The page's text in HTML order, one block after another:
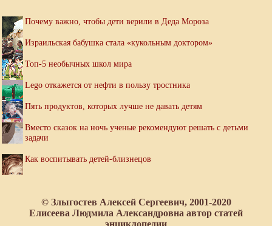
Почему важно, чтобы дети верили в Деда Мороза
Израильская бабушка стала «кукольным доктором»
Топ-5 необычных школ мира
Lego откажется от нефти в пользу тростника
Пять продуктов, которых лучше не давать детям
Вместо сказок на ночь ученые рекомендуют решать с детьми
задачи
Как воспитывать детей-близнецов
© Злыгостев Алексей Сергеевич, 2001-2020
Елисеева Людмила Александровна автор статей
энциклопедии